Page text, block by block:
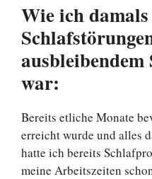
Wie ich
war:
Bereits etliche Monate
erreicht wurde und alles
hatte ich bereits
meine Arbeitszeiten